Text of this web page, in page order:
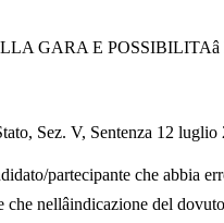
GARA E
Sez. V, Sentenza 12
partecipante che
nellâindicazione del